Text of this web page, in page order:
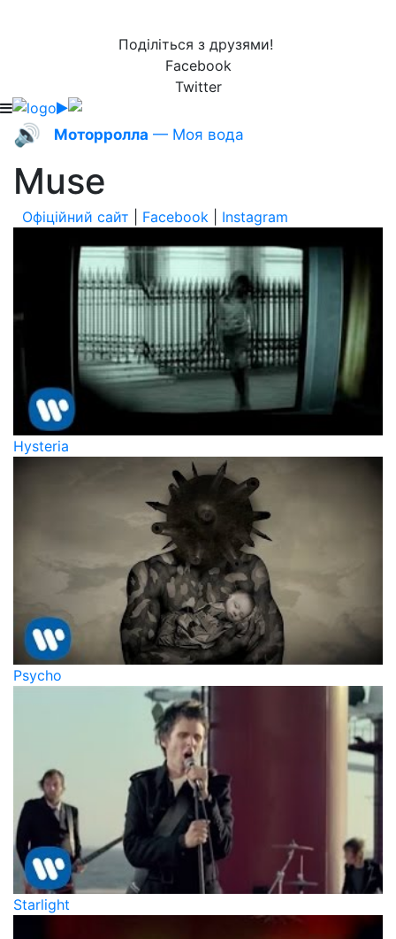
Поділіться з друзями!
Facebook
Twitter
🔊 Моторролла — Моя вода
Muse
Офіційний сайт Facebook Instagram
Hysteria
Psycho
Starlight